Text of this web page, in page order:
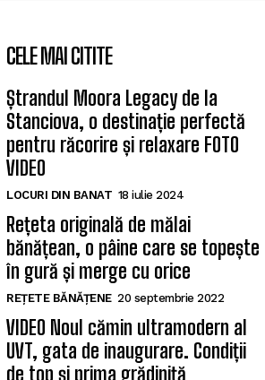
CELE MAI CITITE
Ștrandul Moora Legacy de la
Stanciova, o destinație perfectă
pentru răcorire și relaxare FOTO
VIDEO
LOCURI DIN BANAT 18 iulie 2024
Rețeta originală de mălai
bănățean, o pâine care se topește
în gură și merge cu orice
REȚETE BĂNĂȚENE 20 septembrie 2022
VIDEO Noul cămin ultramodern al
UVT, gata de inaugurare. Condiții
de top și prima grădiniță